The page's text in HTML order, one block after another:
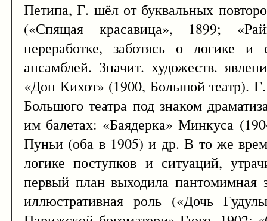
Петипа, Г. шёл от буквальных
(«Спящая красавица», 1899;
переработке, заботясь о логике и
ансамблей. Значит. художеств.
«Дон Кихот» (1900, Большой театр).
Большого театра под знаком
им балетах: «Баядерка» Минкуса
Пуньи (оба в 1905) и др. В то же
логике поступков и ситуаций,
первый план выходила пантомимная
иллюстративная роль («Дочь